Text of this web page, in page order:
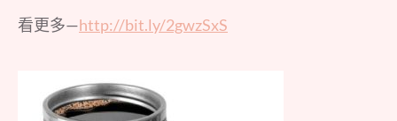
看更多—http://bit.ly/2gwzSxS